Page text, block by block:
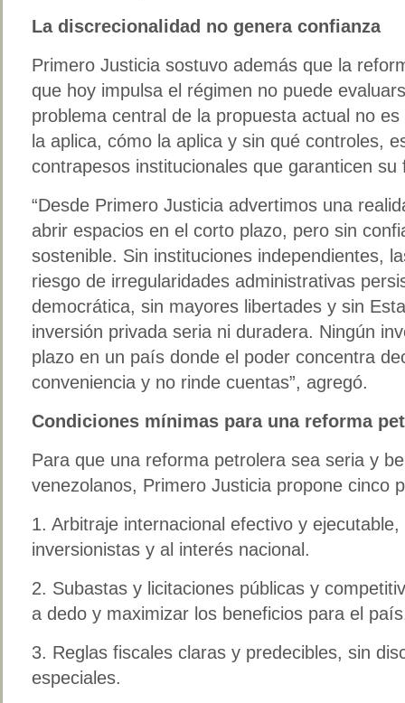
La discrecionalidad no genera confianza
Primero Justicia sostuvo además que la
que hoy impulsa el régimen no puede
problema central de la propuesta actual no
la aplica, cómo la aplica y sin qué controles,
contrapesos institucionales que garanticen su
“Desde Primero Justicia advertimos una
abrir espacios en el corto plazo, pero sin
sostenible. Sin instituciones independientes,
riesgo de irregularidades administrativas
democrática, sin mayores libertades y sin
inversión privada seria ni duradera. Ningún
plazo en un país donde el poder concentra
conveniencia y no rinde cuentas”, agregó.
Condiciones mínimas para una reforma
Para que una reforma petrolera sea seria y
venezolanos, Primero Justicia propone cinco
1. Arbitraje internacional efectivo y
inversionistas y al interés nacional.
2. Subastas y licitaciones públicas y
a dedo y maximizar los beneficios para el
3. Reglas fiscales claras y predecibles, sin
especiales.